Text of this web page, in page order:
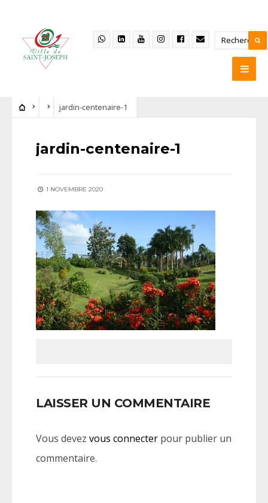
jardin-centenaire-1
jardin-centenaire-1
1 NOVEMBRE 2020
LAISSER UN COMMENTAIRE
Vous devez vous connecter pour publier un
commentaire.